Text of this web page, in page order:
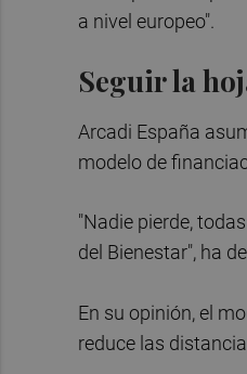
a nivel europeo".
Seguir la
Arcadi España
modelo de
"Nadie pierde,
del Bienestar", ha
En su opinión, el
reduce las